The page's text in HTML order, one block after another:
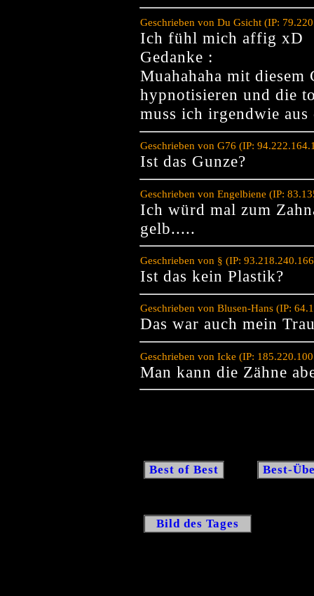
Geschrieben von Du Gsicht (IP:
Ich fühl mich affig xD
Gedanke :
Muahahaha mit
hypnotisieren und die
muss ich irgendwie
Geschrieben von G76 (IP:
Ist das Gunze?
Geschrieben von Engelbiene (IP:
Ich würd mal zum
gelb.....
Geschrieben von § (IP:
Ist das kein Plastik?
Geschrieben von Blusen-Hans (IP:
Das war auch mein
Geschrieben von Icke (IP:
Man kann die Zähne
Best of Best Best-
Bild des Tages